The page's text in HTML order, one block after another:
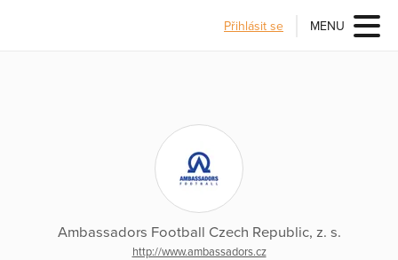
Přihlásit se MENU
Ambassadors Football Czech Republic, z. s.
http://www.ambassadors.cz